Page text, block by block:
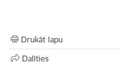
Drukāt lapu
Dalīties